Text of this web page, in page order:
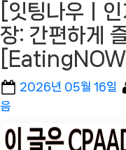
[잇팅나우ㅣ
장: 간편하게
[EatingNOW
Posted
2026년 05월 16일
음